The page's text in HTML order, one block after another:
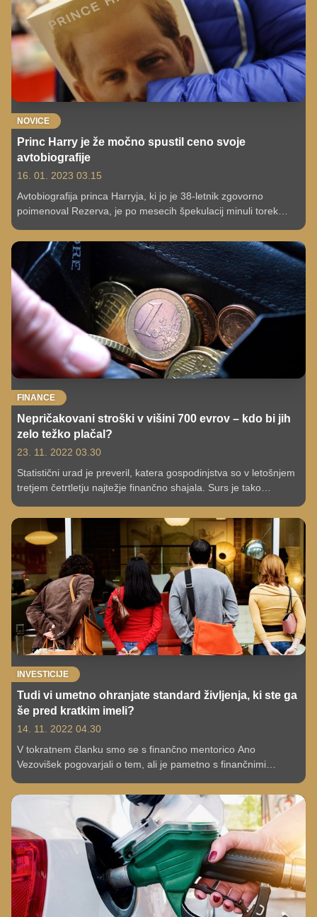
NOVICE
Princ Harry je že močno spustil ceno svoje
avtobiografije
16. 01. 2023 03.15
Avtobiografija princa Harryja, ki jo je 38-letnik zgovorno
poimenoval Rezerva, je po mesecih špekulacij minuli torek
prodajana neleposlovna knjiga v zgodovini. A k temu
laskavemu nazivu je pripomoglo tudi takojšnje nižanje cene.
FINANCE
Nepričakovani stroški v višini 700 evrov – kdo bi jih
zelo težko plačal?
23. 11. 2022 03.30
Statistični urad je preveril, katera gospodinjstva so v letošnjem
tretjem četrtletju najtežje finančno shajala. Surs je tako
v najemniških stanovanjih. Finančno so težje shajala tudi
gospodinjstva staršev samohranilcev.
INVESTICIJE
Tudi vi umetno ohranjate standard življenja, ki ste ga
še pred kratkim imeli?
14. 11. 2022 04.30
V tokratnem članku smo se s finančno mentorico Ano
Vezovišek pogovarjali o tem, ali je pametno s finančnimi
umetni standard življenja, torej nečesa, kar si s trenutnimi
plačami in dohodki ne moremo več privoščiti.